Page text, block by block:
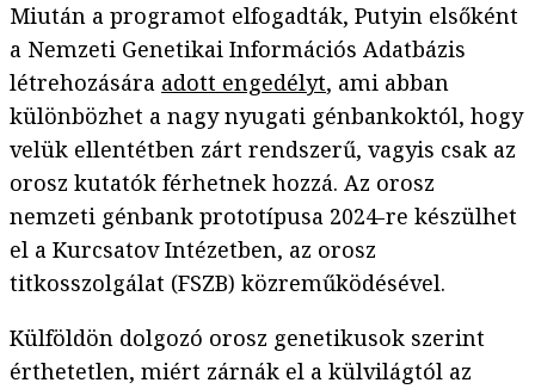
Miután a programot elfogadták, Putyin elsőként
a Nemzeti Genetikai Információs Adatbázis
létrehozására adott engedélyt, ami abban
különbözhet a nagy nyugati génbankoktól, hogy
velük ellentétben zárt rendszerű, vagyis csak az
orosz kutatók férhetnek hozzá. Az orosz
nemzeti génbank prototípusa 2024-re készülhet
el a Kurcsatov Intézetben, az orosz
titkosszolgálat (FSZB) közreműködésével.
Külföldön dolgozó orosz genetikusok szerint
érthetetlen, miért zárnák el a külvilágtól az